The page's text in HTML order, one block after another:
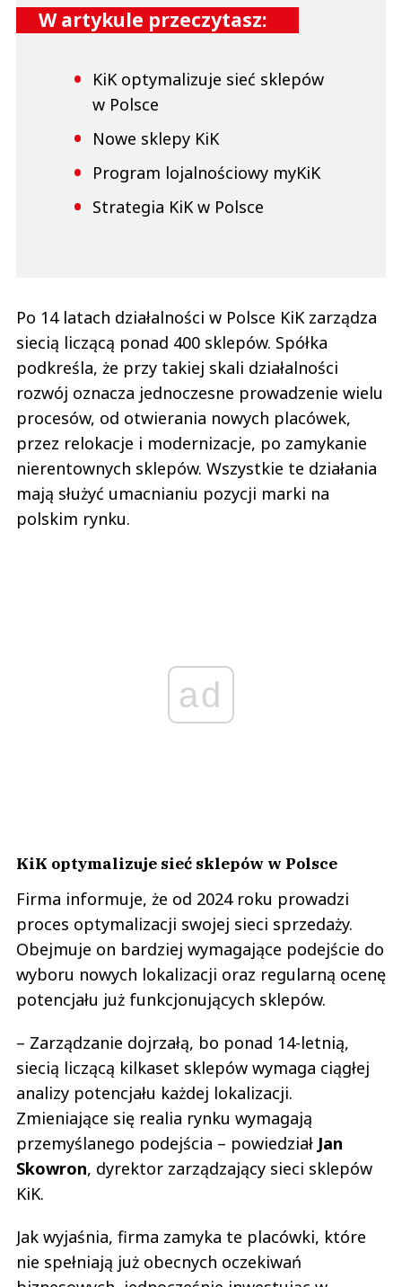
W artykule przeczytasz:
KiK optymalizuje sieć sklepów
w Polsce
Nowe sklepy KiK
Program lojalnościowy myKiK
Strategia KiK w Polsce
Po 14 latach działalności w Polsce KiK zarządza
siecią liczącą ponad 400 sklepów. Spółka
podkreśla, że przy takiej skali działalności
rozwój oznacza jednoczesne prowadzenie wielu
procesów, od otwierania nowych placówek,
przez relokacje i modernizacje, po zamykanie
nierentownych sklepów. Wszystkie te działania
mają służyć umacnianiu pozycji marki na
polskim rynku.
ad
KiK optymalizuje sieć sklepów w Polsce
Firma informuje, że od 2024 roku prowadzi
proces optymalizacji swojej sieci sprzedaży.
Obejmuje on bardziej wymagające podejście do
wyboru nowych lokalizacji oraz regularną ocenę
potencjału już funkcjonujących sklepów.
– Zarządzanie dojrzałą, bo ponad 14-letnią,
siecią liczącą kilkaset sklepów wymaga ciągłej
analizy potencjału każdej lokalizacji.
Zmieniające się realia rynku wymagają
przemyślanego podejścia – powiedział Jan
Skowron, dyrektor zarządzający sieci sklepów
KiK.
Jak wyjaśnia, firma zamyka te placówki, które
nie spełniają już obecnych oczekiwań